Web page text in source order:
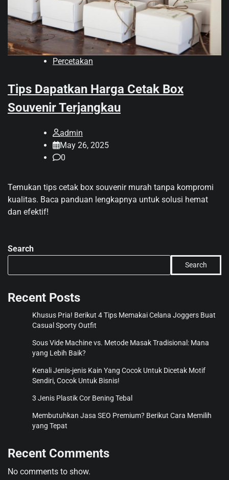
Percetakan
Tips Dapatkan Harga Cetak Box
Souvenir Terjangkau
admin
May 26, 2025
0
Temukan tips cetak box souvenir murah tanpa kompromi
kualitas. Baca panduan lengkapnya untuk solusi hemat
dan efektif!
Search
Search
Recent Posts
Khusus Pria! Berikut 4 Tips Memakai Celana Joggers Buat
Casual Sporty Outfit
Sous Vide Machine vs. Metode Masak Tradisional: Mana
yang Lebih Baik?
Kenali Jenis-jenis Kain Yang Cocok Untuk Dicetak Motif
Sendiri, Cocok Untuk Bisnis!
3 Jenis Plastik Cor Bening Tebal
Membutuhkan Jasa SEO Premium? Berikut Cara Memilih
yang Tepat
Recent Comments
No comments to show.